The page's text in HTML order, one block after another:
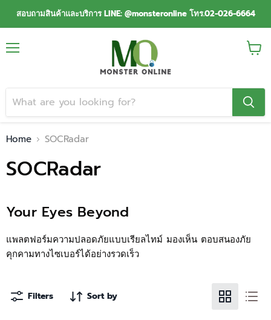
สอบถามสินค้าและบริการ LINE: @monsteronline โทร.02-026-6664
View
Home SOCRadar
SOCRadar
Your Eyes Beyond
แพลตฟอร์มความปลอดภัยแบบเรียลไทม์ มองเห็น ตอบสนองภัย
คุกคามทางไซเบอร์ได้อย่างรวดเร็ว
Filters Sort by